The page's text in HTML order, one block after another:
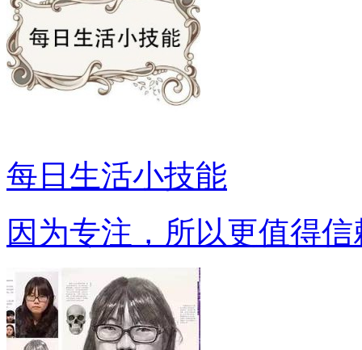
每日生活小技能
因为专注，所以更值得信